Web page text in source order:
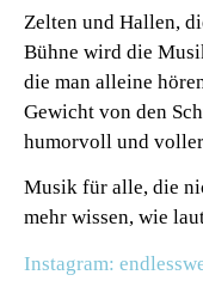
Zelten und Hallen,
Bühne wird die
die man alleine
Gewicht von den
humorvoll und
Musik für alle, die
mehr wissen, wie
Instagram: